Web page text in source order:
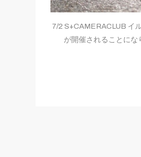
7/2 S+CAMERACLUB イ
が開催されることにな